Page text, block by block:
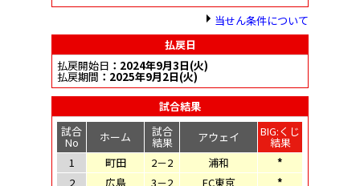
当せん条件について
払戻日
払戻開始日 ：2024年9月3日(火)
払戻期間 ：2025年9月2日(火)
試合結果
試合
No ホーム 試合
結果 アウェイ BIG:くじ
結果
1
町田 2－2 浦和
*
2
広島 3－2 FC東京
*